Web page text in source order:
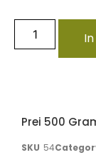
Prei 500
SKU 54